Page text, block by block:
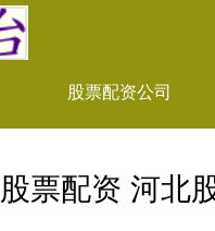
股票配资公司
票配资 河北